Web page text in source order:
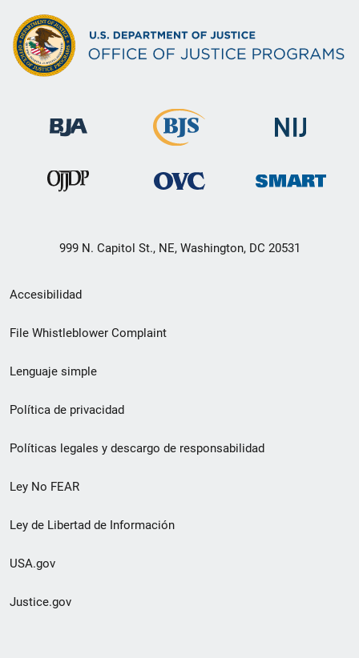
999 N. Capitol St., NE, Washington, DC 20531
Menú
de
de
pie
de
página
Accesibilidad
File Whistleblower Complaint
Lenguaje simple
Política de privacidad
Políticas legales y descargo de responsabilidad
Ley No FEAR
Ley de Libertad de Información
USA.gov
Justice.gov